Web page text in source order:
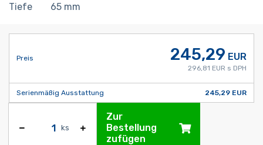
Tiefe
65 mm
Preis 245,29 EUR
296,81 EUR s DPH
Serienmäßig Ausstattung 245,29 EUR
ks
Zur
Bestellung
zufügen